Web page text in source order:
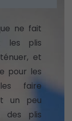
ne fait
les plis
et
pour les
faire
un peu
des plis